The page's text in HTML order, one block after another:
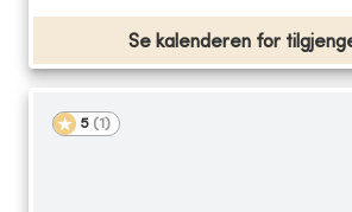
Se kalenderen for
5 (1 )